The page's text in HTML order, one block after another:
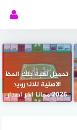
تحميل لعبة بنك الحظ
الاصلية للاندرويد
2026 مجانا اخر اصدار